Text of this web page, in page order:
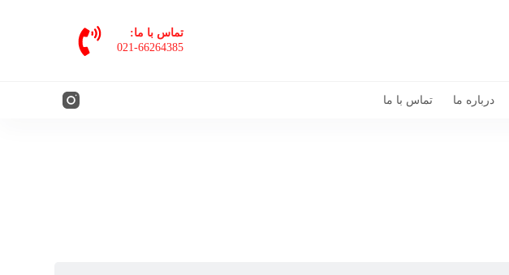
تماس با ما:
021-66264385
درباره ما تماس با ما